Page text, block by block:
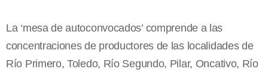
La ‘mesa de autoconvocados’ comprende a las
concentraciones de productores de las localidades de
Río Primero, Toledo, Río Segundo, Pilar, Oncativo, Río